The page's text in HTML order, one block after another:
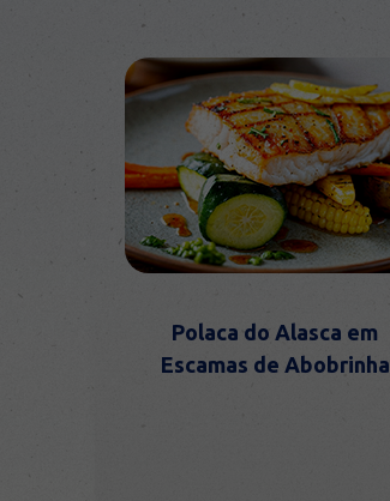
Polaca do Alasca em
Escamas de Abobrinha